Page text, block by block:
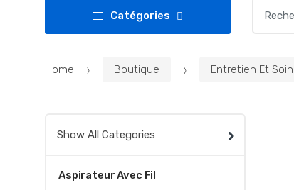
Catégories
for:
Home Boutique Entretien Et
Show All Categories
Aspirateur Avec Fil